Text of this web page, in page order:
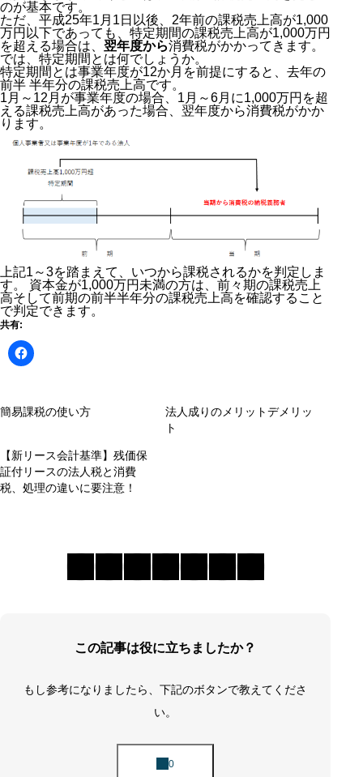
のが基本です。
ただ、平成25年1月1日以後、2年前の課税売上高が1,000
万円以下であっても、特定期間の課税売上高が1,000万円
を超える場合は、 翌年度から消費税がかかってきます。
では、特定期間とは何でしょうか。
特定期間とは事業年度が12か月を前提にすると、去年の
前半 半年分の課税売上高です。
1月～12月が事業年度の場合、1月～6月に1,000万円を超
える課税売上高があった場合、翌年度から消費税がかか
ります。
上記1～3を踏まえて、いつから課税されるかを判定しま
す。 資本金が1,000万円未満の方は、前々期の課税売上
高そして前期の前半半年分の課税売上高を確認すること
で判定できます。
共有:
簡易課税の使い方
法人成りのメリットデメリッ
ト
【新リース会計基準】残価保
証付リースの法人税と消費
税、処理の違いに要注意！
この記事は役に立ちましたか？
もし参考になりましたら、下記のボタンで教えてくださ
い。